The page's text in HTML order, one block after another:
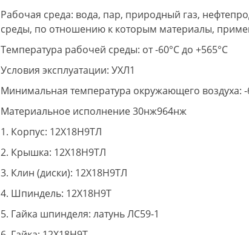
Рабочая среда: вода, пар, природный газ,
среды, по отношению к которым материалы,
Температура рабочей среды: от -60°С до +565°С
Условия эксплуатации: УХЛ1
Минимальная температура окружающего воздуха: -
Материальное исполнение 30нж964нж
1. Корпус: 12Х18Н9ТЛ
2. Крышка: 12Х18Н9ТЛ
3. Клин (диски): 12Х18Н9ТЛ
4. Шпиндель: 12Х18Н9Т
5. Гайка шпинделя: латунь ЛС59-1